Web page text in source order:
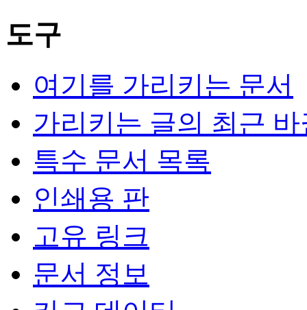
도구
여기를 가리키는 문서
가리키는 글의 최근 바
특수 문서 목록
인쇄용 판
고유 링크
문서 정보